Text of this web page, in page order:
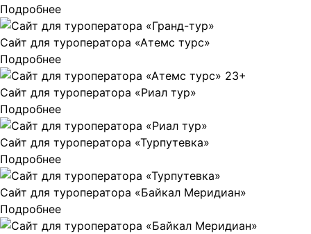
Подробнее
Сайт для туроператора «Атемс турс»
Подробнее
Сайт для туроператора «Риал тур»
Подробнее
Сайт для туроператора «Турпутевка»
Подробнее
Сайт для туроператора «Байкал Меридиан»
Подробнее